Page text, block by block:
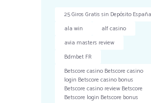
25 Giros Gratis sin Depósito España
ala win
alf casino
avia masters review
Bdmbet FR
Betscore casino Betscore casino
login Betscore casino bonus
Betscore casino review Betscore
Betscore login Betscore bonus